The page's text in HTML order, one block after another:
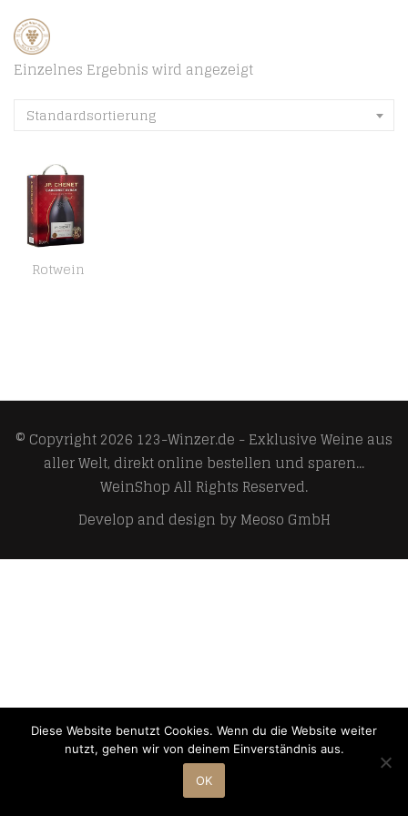
Einzelnes Ergebnis wird angezeigt
Standardsortierung
Rotwein
© Copyright 2026 123-Winzer.de - Exklusive Weine aus
aller Welt, direkt online bestellen und sparen...
WeinShopAll Rights Reserved.
Develop and design byMeoso GmbH
Diese Website benutzt Cookies. Wenn du die Website weiter
nutzt, gehen wir von deinem Einverständnis aus.
OK